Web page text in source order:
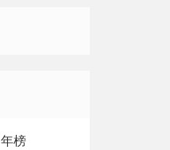
年榜